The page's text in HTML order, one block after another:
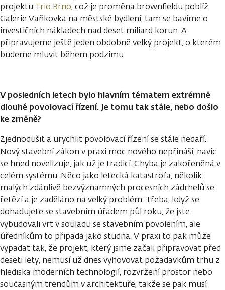
projektu Trio Brno, což je proměna brownfieldu poblíž
Galerie Vaňkovka na městské bydlení, tam se bavíme o
investičních nákladech nad deset miliard korun. A
připravujeme ještě jeden obdobně velký projekt, o kterém
budeme mluvit během podzimu.
V posledních letech bylo hlavním tématem extrémně
dlouhé povolovací řízení. Je tomu tak stále, nebo došlo
ke změně?
Zjednodušit a urychlit povolovací řízení se stále nedaří.
Nový stavební zákon v praxi moc nového nepřináší, navíc
se hned novelizuje, jak už je tradicí. Chyba je zakořeněná v
celém systému. Něco jako letecká katastrofa, několik
malých zdánlivě bezvýznamných procesních zádrhelů se
řetězí a je zaděláno na velký problém. Třeba, když se
dohadujete se stavebním úřadem půl roku, že jste
vybudovali vrt v souladu se stavebním povolením, ale
úředníkům to připadá jako studna. V praxi to pak může
vypadat tak, že projekt, který jsme začali připravovat před
deseti lety, nemusí už dnes vyhovovat požadavkům trhu z
hlediska moderních technologií, rozvržení prostor nebo
současným trendům v architektuře, takže se pak musí